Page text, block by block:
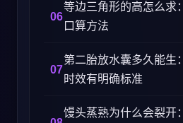
等边三角形的高怎么求
口算方法
第二胎放水囊多久能生
时效有明确标准
馒头蒸熟为什么会裂开